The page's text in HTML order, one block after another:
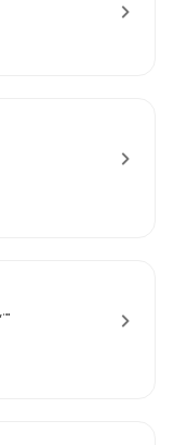
chevron_right
chevron_right
chevron_right